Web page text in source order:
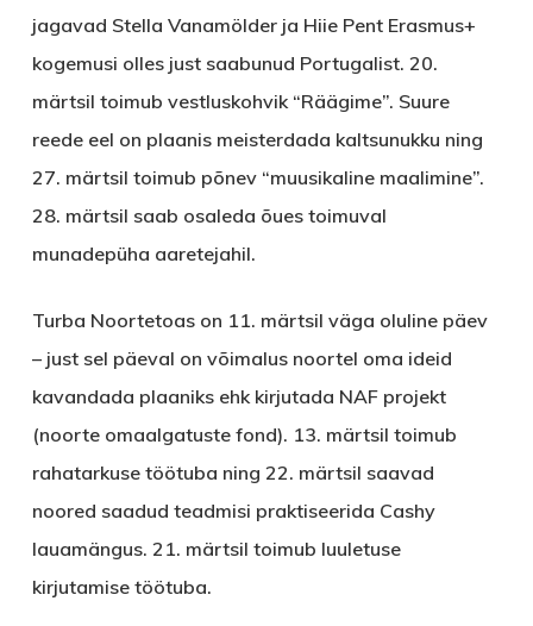
jagavad Stella Vanamölder ja Hiie Pent Erasmus+
kogemusi olles just saabunud Portugalist. 20.
märtsil toimub vestluskohvik “Räägime”. Suure
reede eel on plaanis meisterdada kaltsunukku ning
27. märtsil toimub põnev “muusikaline maalimine”.
28. märtsil saab osaleda õues toimuval
munadepüha aaretejahil.
Turba Noortetoason 11. märtsil väga oluline päev
– just sel päeval on võimalus noortel oma ideid
kavandada plaaniks ehk kirjutada NAF projekt
(noorte omaalgatuste fond). 13. märtsil toimub
rahatarkuse töötuba ning 22. märtsil saavad
noored saadud teadmisi praktiseerida Cashy
lauamängus. 21. märtsil toimub luuletuse
kirjutamise töötuba.